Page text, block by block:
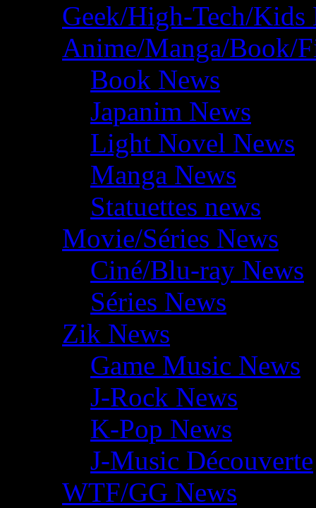
Geek/High-Tech/Kids
Anime/Manga/Book/
Book News
Japanim News
Light Novel News
Manga News
Statuettes news
Movie/Séries News
Ciné/Blu-ray News
Séries News
Zik News
Game Music News
J-Rock News
K-Pop News
J-Music Découverte
WTF/GG News